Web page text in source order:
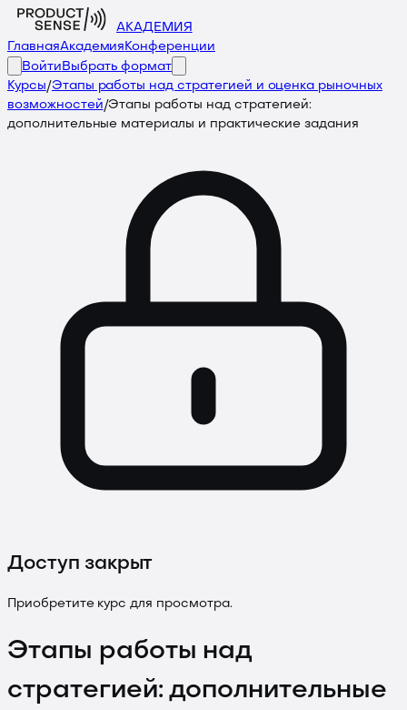
АКАДЕМИЯ
ГлавнаяАкадемия Конференции
Войти Выбрать формат
Курсы/Этапы работы над стратегией и оценка рыночных
возможностей/Этапы работы над стратегией:
дополнительные материалы и практические задания
Доступ закрыт
Приобретите курс для просмотра.
Этапы работы над
стратегией: дополнительные